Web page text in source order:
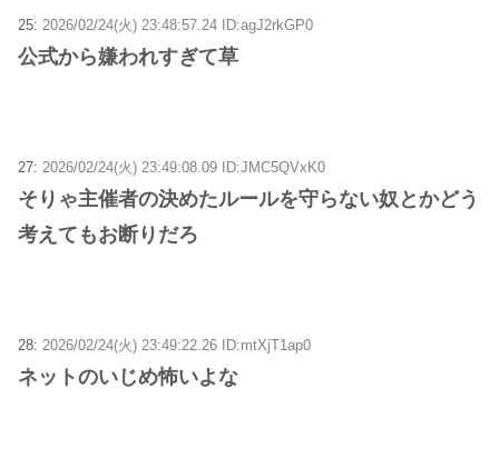
25: 2026/02/24(火) 23:48:57.24 ID:agJ2rkGP0
公式から嫌われすぎて草
27: 2026/02/24(火) 23:49:08.09 ID:JMC5QVxK0
そりゃ主催者の決めたルールを守らない奴とかどう
考えてもお断りだろ
28: 2026/02/24(火) 23:49:22.26 ID:mtXjT1ap0
ネットのいじめ怖いよな